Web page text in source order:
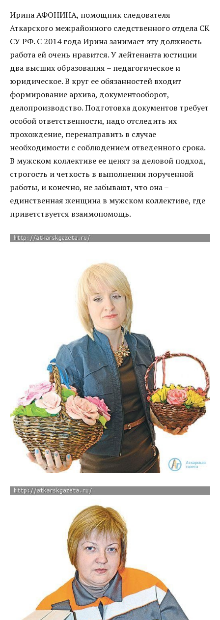
Ирина АФОНИНА, помощник следователя
Аткарского межрайонного следственного отдела СК
СУ РФ. С 2014 года Ирина занимает эту должность —
работа ей очень нравится. У лейтенанта юстиции
два высших образования – педагогическое и
юридическое. В круг ее обязанностей входит
формирование архива, документооборот,
делопроизводство. Подготовка документов требует
особой ответственности, надо отследить их
прохождение, перенаправить в случае
необходимости с соблюдением отведенного срока.
В мужском коллективе ее ценят за деловой подход,
строгость и четкость в выполнении порученной
работы, и конечно, не забывают, что она –
единственная женщина в мужском коллективе, где
приветствуется взаимопомощь.